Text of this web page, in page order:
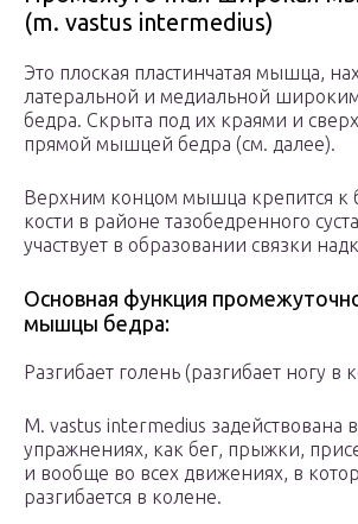
(m. vastus intermedius)
Это плоская пластинчатая мышца,
латеральной и медиальной
бедра. Скрыта под их краями и
прямой мышцей бедра (см. далее).
Верхним концом мышца крепится к
кости в районе тазобедренного
участвует в образовании связки
Основная функция
мышцы бедра:
Разгибает голень (разгибает ногу в
M. vastus intermedius задействована
упражнениях, как бег, прыжки,
и вообще во всех движениях, в
разгибается в колене.